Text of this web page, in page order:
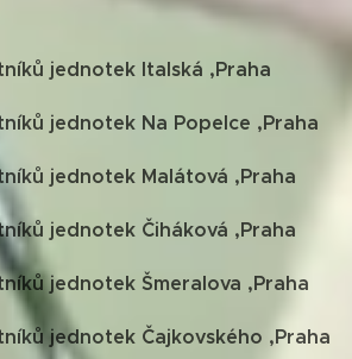
jednotek Italská ,Praha
jednotek Na Popelce ,Praha
jednotek Malátová ,Praha
jednotek Čiháková ,Praha
jednotek Šmeralova ,Praha
jednotek Čajkovského ,Praha